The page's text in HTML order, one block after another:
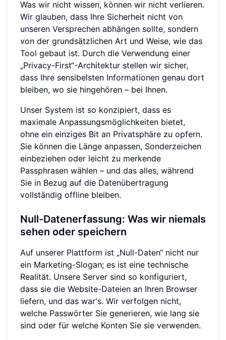
Was wir nicht wissen, können wir nicht verlieren.
Wir glauben, dass Ihre Sicherheit nicht von
unseren Versprechen abhängen sollte, sondern
von der grundsätzlichen Art und Weise, wie das
Tool gebaut ist. Durch die Verwendung einer
„Privacy-First“-Architektur stellen wir sicher,
dass Ihre sensibelsten Informationen genau dort
bleiben, wo sie hingehören – bei Ihnen.
Unser System ist so konzipiert, dass es
maximale Anpassungsmöglichkeiten bietet,
ohne ein einziges Bit an Privatsphäre zu opfern.
Sie können die Länge anpassen, Sonderzeichen
einbeziehen oder leicht zu merkende
Passphrasen wählen – und das alles, während
Sie in Bezug auf die Datenübertragung
vollständig offline bleiben.
Null-Datenerfassung: Was wir niemals
sehen oder speichern
Auf unserer Plattform ist „Null-Daten“ nicht nur
ein Marketing-Slogan; es ist eine technische
Realität. Unsere Server sind so konfiguriert,
dass sie die Website-Dateien an Ihren Browser
liefern, und das war's. Wir verfolgen nicht,
welche Passwörter Sie generieren, wie lang sie
sind oder für welche Konten Sie sie verwenden.